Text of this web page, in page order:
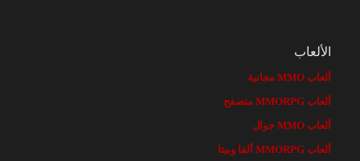
الألعاب
ألعاب MMO مجانية
ألعاب MMORPG متصفح
ألعاب MMO جوال
ألعاب MMORPG ألفا وبيتا